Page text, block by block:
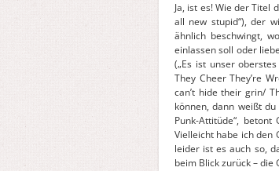
Ja, ist es! Wie der Titel
all new stupid“), der
ähnlich beschwingt,
einlassen soll oder
(„Es ist unser
They Cheer They’re
can’t hide their grin/
können, dann weißt
Punk-Attitüde“,
Vielleicht habe ich den
leider ist es auch so,
beim Blick zurück –